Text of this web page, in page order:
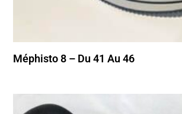
Méphisto 8 – Du 41 Au 46